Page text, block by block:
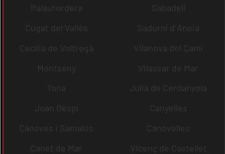
Palautordera
Sabadell
Cugat del Vallès
Sadurní d´Anoia
Cecília de Voltregà
Vilanova del Camí
Montseny
Vilassar de Mar
Tona
Julià de Cerdanyola
Joan Despí
Canyelles
Cànoves i Samalús
Canovelles
Canet de Mar
Vicenç de Castellet